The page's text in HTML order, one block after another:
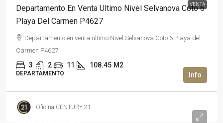
VENTA
Departamento En Venta Ultimo Nivel Selvanova Coto 6
Playa Del Carmen P4627
Departamento en venta ultimo Nivel Selvanova Coto 6 Playa del
Carmen P4627
3 2 11 108.45 M2
DEPARTAMENTO
Oficina CENTURY 21